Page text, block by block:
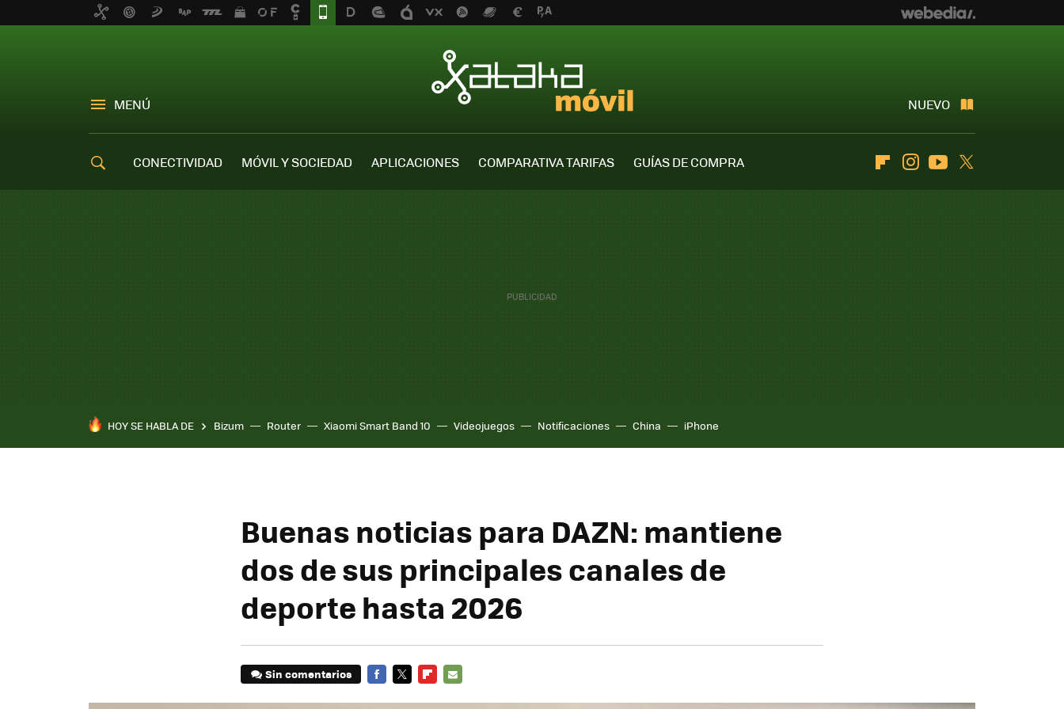
MENÚ NUEVO
CONECTIVIDAD MÓVIL Y SOCIEDAD APLICACIONES COMPARATIVA TARIFAS
GUÍAS DE COMPRA
FlipboardInstagramYoutube
HOY SE HABLA DE Bizum Router Xiaomi Smart Band 10 Videojuegos Notificaciones China iPhone
Buenas noticias para DAZN: mantiene
dos de sus principales canales de
deporte hasta 2026
Sin comentarios